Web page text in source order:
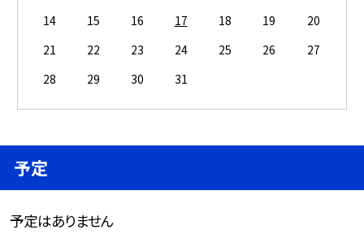
14
15 16 17 18 19
20
21
22 23 24 25 26
27
28
29 30 31
予定
予定はありません